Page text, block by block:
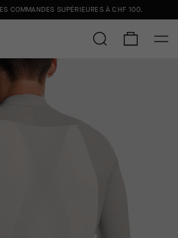
COMMANDES SUPÉRIEURES À CHF 100.